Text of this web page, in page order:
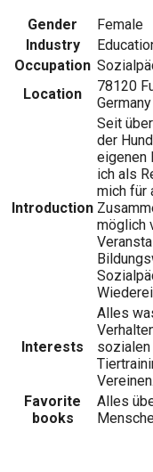
Gender
Female
Industry
Occupation
Location
78120
Germany
Introduction
Seit
der
eigenen
ich als
mich für
möglich
Interests
Alles
sozialen
Vereinen.
Favorite
books
Alles